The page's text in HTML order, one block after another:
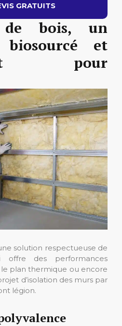
GRATUITS
bois, un
biosourcé et
pour
solution respectueuse de
offre des performances
plan thermique ou encore
d’isolation des murs par
légion.